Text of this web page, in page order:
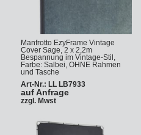
Manfrotto EzyFrame Vintage
Cover Sage, 2 x 2,2m
Bespannung im Vintage-Stil,
Farbe: Salbei, OHNE Rahmen
und Tasche
Art-Nr.: LL LB7933
auf Anfrage
zzgl. Mwst